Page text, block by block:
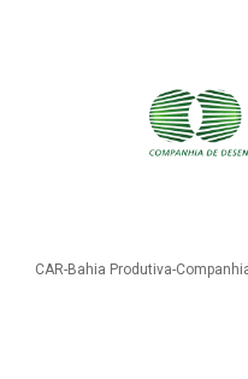
CAR-Bahia Produtiva-